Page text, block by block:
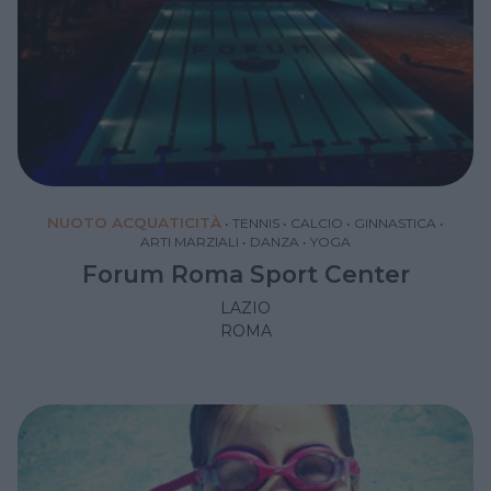
NUOTO ACQUATICITÀ • TENNIS • CALCIO • GINNASTICA •
ARTI MARZIALI • DANZA • YOGA
Forum Roma Sport Center
LAZIO
ROMA